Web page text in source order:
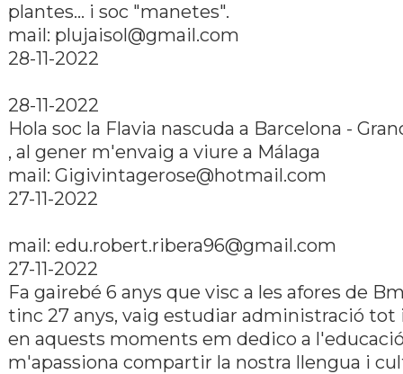
plantes... i soc "manetes".
mail: plujaisol@gmail.com
28-11-2022
28-11-2022
Hola soc la Flavia nascuda a Barcelona -
, al gener m'envaig a viure a Málaga
mail: Gigivintagerose@hotmail.com
27-11-2022
mail: edu.robert.ribera96@gmail.com
27-11-2022
Fa gairebé 6 anys que visc a les afores de
tinc 27 anys, vaig estudiar administració tot
en aquests moments em dedico a
m'apassiona compartir la nostra llengua i